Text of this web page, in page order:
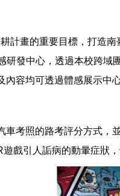
計畫的重要目標，打造
研發中心，透過本校跨
容均可透過體感展示中
考照的路考評分方式
戲引人詬病的動暈症狀